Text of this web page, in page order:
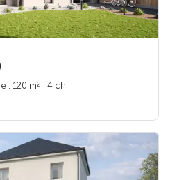
: 120 m2
| 4 ch.